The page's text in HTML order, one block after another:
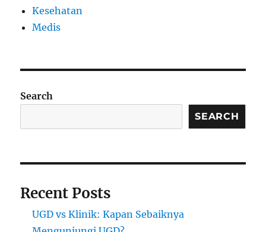
Kesehatan
Medis
Search
SEARCH
Recent Posts
UGD vs Klinik: Kapan Sebaiknya